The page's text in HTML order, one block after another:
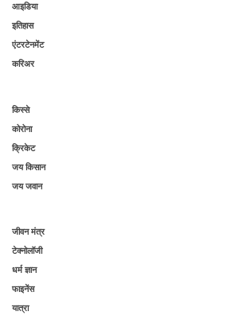
आइडिया
इतिहास
एंटरटेनमेंट
करिअर
किस्से
कोरोना
क्रिकेट
जय किसान
जय जवान
जीवन मंत्र
टेक्नोलॉजी
धर्म ज्ञान
फाइनेंस
यात्रा